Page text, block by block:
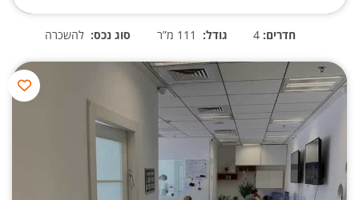
חדרים: גודל: סוג נכס: להשכרה